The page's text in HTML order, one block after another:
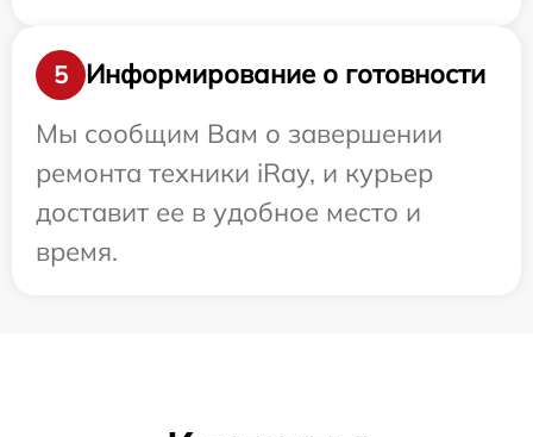
5
Информирование о готовности
Мы сообщим Вам о завершении
ремонта техники iRay, и курьер
доставит ее в удобное место и
время.